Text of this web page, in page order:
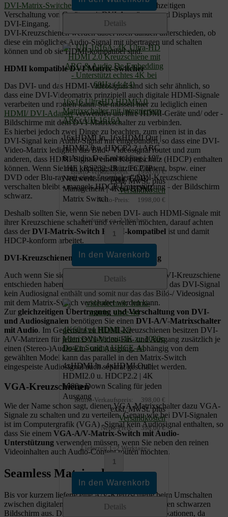
DVI-Matrix-Switches
dienen zur belieben gleichzeitigen
Verschaltung von Geräten mit DVI-Ausgängen und Displays mit
DVI-Eingang.
DVI-Kreuzschienen werden dabei noch danach unterschieden, ob
diese ein mögliches Audio-Signal mit übertragen und schalten
können und ob sie HDMI-kompatibel sind.
HDMI kompatible DVI-Matrix-Switcher
Das DVI- und das HDMI-Videosignal sind sich sehr ähnlich, so
dass eine DVI-Videomatrix prinzipiell auch digitale HDMI-Signale
verarbeiten und routen kann. Sie müssen hier zu lediglich einen
HDMI/ DVI-Adapterverwenden um Ihre HDMI-Geräte und/ oder -
Bildschirme mit dem DVI-Matrixschalter zu verbinden.
Es hierbei jedoch zwei Dinge zu beachten, zum einen ist in das
DVI-Signal kein Audio-Signal mit eingebunden, so dass eine DVI-
Video-Matrix lediglich das Bild-/ Videosignal routet und zum
anderen, dass HDMI-Signale einen Kopierschutz (HDCP) enthalten
können. Wenn Sie nun kopiergeschützten Content, bspw. einer
DVD oder Blu-ray mit einer "normalen" DVI-Kreuzschiene
verschalten bleibt - mangels HDCP-Unterstützung - der Bildschirm
schwarz.
Deshalb sollten Sie, wenn Sie neben DVI- auch HDMI-Signale mit
ihrer Kreuzschiene schalten und verteilen möchten, darauf achten
dass der DVI-Matrix-Switch HDMI-kompatibel ist und damit
HDCP-konform arbeitet.
DVI-Kreuzschienen mit Audio-Unterstützung
Auch wenn Sie sich für eine HDMI-kompatible DVI-Kreuzschiene
entschieden haben dürfen Sie nicht vergessen, dass das DVI-Signal
kein Audiosignal enthält und somit nur das das Bild-/ Videosignal
mit dem Matrix-Switch verschaltet werden kann.
Zur gleichzeitigen Übertragung und Verschaltung von DVI-
und Audiosignalen benötigen Sie einen DVI-A/V-Matrixschalter
mit Audio. Im Gegensatz zu HDMI-Kreuzschienen besitzen DVI-
A/V-Matrizen für jeden DVI-Video-Ein- und Ausgang zusätzlich je
einen (Stereo-)Audio-Ein- und Ausgang. Abhängig von dem
gewählten Model kann das parallel in den Matrix-Switch
eingespeiste Audiosignal auch separat geschaltet werden.
VGA-Kreuzschienen
Wie der Name schon sagt, dienen VGA-Matrixschalter dazu VGA-
Signale zu schalten und zu verteilen. Genau wie bei DVI-Signalen
ist im Computergrafik (VGA) -Signal kein Audiosignal enthalten, so
dass Sie einem VGA-A/V-Matrix-Switch mit Audio-
Unterstützung verwenden müssen, wenn Sie neben den reinen
Videoinhalten auch Audio-Content routen möchten.
Seamless Matrixschalter
Bis vor kurzem lieferte eine A/V-Kreuzschiene beim Umschalten
zwischen digitalen A/V-Signalen für kurze Zeit einen schwarzen
Bildschirm aus. Dieses entspricht auch den Spezifikationen, da
Details
16x16 UltraHD HDMI2.0
Matrixschalter mit integriertem
ARC: UH-1616A
16xHDMI In, 16xHDMI Out |
HDMI2.0 u. HDCP2.2 | ARC
& Audio De-Embedding | 19"-
1HE | RS232, IR u. TCP/IP -
Netzwerksteuerung, EDID
Management | 4K60 HDMI
Matrix Switch
Brutto-Verkaufspreis: 1998,00 €
exkl. MwSt. plus
Versandkosten
Netto-Preis: 1998,00 €
Lieferzeit ca. 2 Wochen
Details
4K60 4x4 HDMI 2.0
Matrixschalter mit 4K zu 1080p
Down Scaling UHCE-44
4xHDMI In, 4xHDMI Out |
HDMI2.0 u. HDCP2.2 | 4K
1080p Down Scaling für jeden
Ausgang
Brutto-Verkaufspreis: 398,00 €
exkl. MwSt. plus
Versandkosten
Netto-Preis: 398,00 €
Lieferzeit 1−2 Werktage
Details